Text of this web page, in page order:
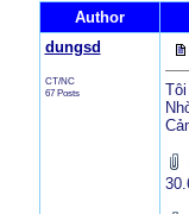
Author
dungsd
CT/NC
67 Posts